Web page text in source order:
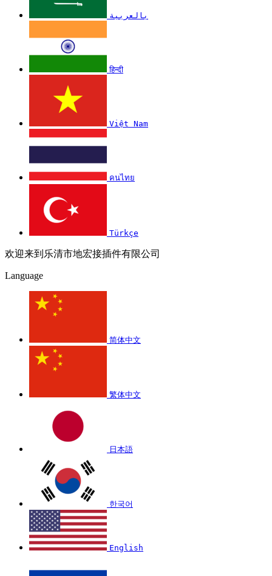
بالعربية
हिन्दी
Việt Nam
คนไทย
Türkçe
欢迎来到乐清市地宏接插件有限公司
Language
简体中文
繁体中文
日本語
한국어
English